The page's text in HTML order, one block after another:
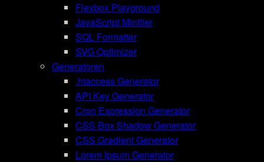
Flexbox Playground
JavaScript Minifier
SQL Formatter
SVG Optimizer
Generatoren
.htaccess Generator
API Key Generator
Cron Expression Generator
CSS Box Shadow Generator
CSS Gradient Generator
Lorem Ipsum Generator